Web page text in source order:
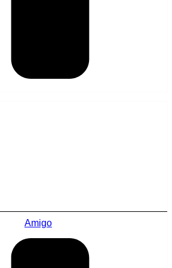
Amigo